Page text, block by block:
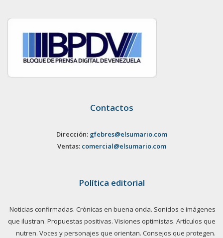
Contactos
Dirección: gfebres@elsumario.com
Ventas: comercial@elsumario.com
Política editorial
Noticias confirmadas. Crónicas en buena onda. Sonidos e imágenes
que ilustran. Propuestas positivas. Visiones optimistas. Artículos que
nutren. Voces y personajes que orientan. Consejos que protegen.